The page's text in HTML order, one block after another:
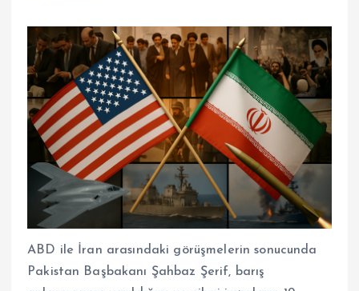
ABD ile İran arasındaki görüşmelerin sonucunda
Pakistan Başbakanı Şahbaz Şerif, barış